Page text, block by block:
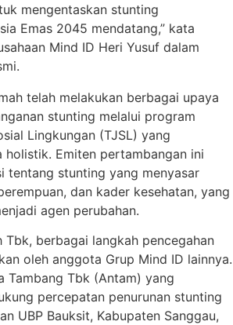
mengentaskan stunting
Emas 2045 mendatang,” kata
Mind ID Heri Yusuf dalam
telah melakukan berbagai upaya
stunting melalui program
Lingkungan (TJSL) yang
holistik. Emiten pertambangan ini
tentang stunting yang menyasar
dan kader kesehatan, yang
agen perubahan.
Tbk, berbagai langkah pencegahan
oleh anggota Grup Mind ID lainnya.
Tambang Tbk (Antam) yang
percepatan penurunan stunting
UBP Bauksit, Kabupaten Sanggau,